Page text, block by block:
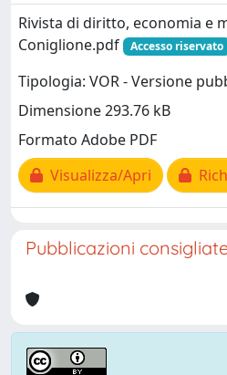
Rivista di diritto, economia e
Coniglione.pdf
Accesso riservato
Tipologia: VOR - Versione
Dimensione 293.76 kB
Formato Adobe PDF
Visualizza/Apri
Pubblicazioni